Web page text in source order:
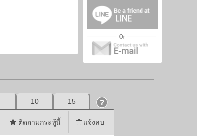
10 15
ติดตามกระทู้นี้ แจ้งลบ